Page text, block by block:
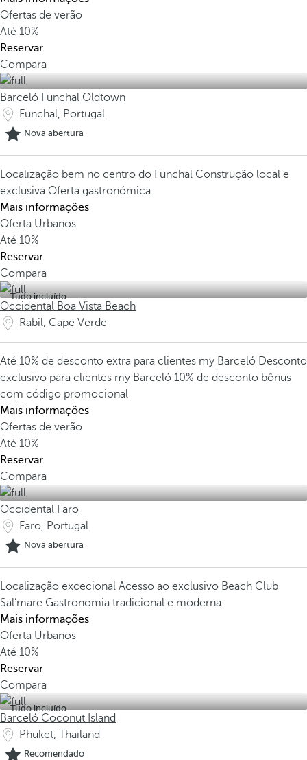
Ofertas de verão
Até 10%
Reservar
Compara
Barceló Funchal Oldtown
Funchal, Portugal
Nova abertura
Localização bem no centro do Funchal Construção local e
exclusiva Oferta gastronómica
Mais informações
Oferta Urbanos
Até 10%
Reservar
Compara
Tudo incluído
Occidental Boa Vista Beach
Rabil, Cape Verde
Até 10% de desconto extra para clientes my Barceló Desconto
exclusivo para clientes my Barceló 10% de desconto bônus
com código promocional
Mais informações
Ofertas de verão
Até 10%
Reservar
Compara
Occidental Faro
Faro, Portugal
Nova abertura
Localização excecional Acesso ao exclusivo Beach Club
Sal’mare Gastronomia tradicional e moderna
Mais informações
Oferta Urbanos
Até 10%
Reservar
Compara
Tudo incluído
Barceló Coconut Island
Phuket, Thailand
Recomendado